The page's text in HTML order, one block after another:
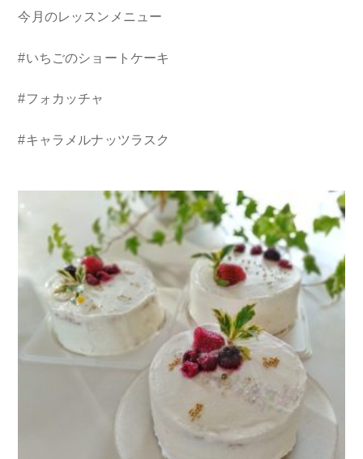
今月のレッスンメニュー
#いちごのショートケーキ
#フォカッチャ
#キャラメルナッツラスク